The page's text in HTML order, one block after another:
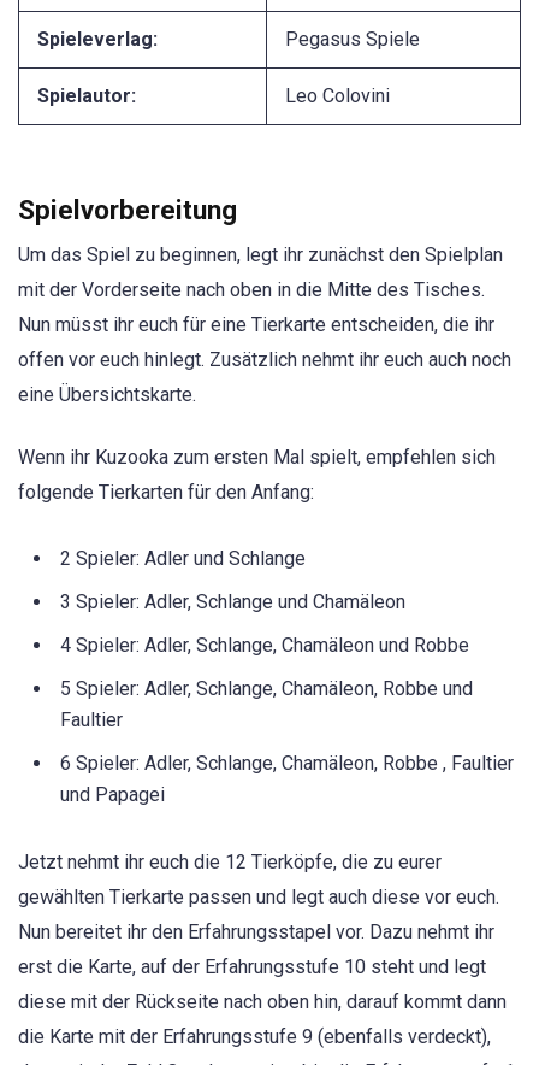
Spieleverlag: Pegasus Spiele
Spielautor: Leo Colovini
Spielvorbereitung
Um das Spiel zu beginnen, legt ihr zunächst den Spielplan
mit der Vorderseite nach oben in die Mitte des Tisches.
Nun müsst ihr euch für eine Tierkarte entscheiden, die ihr
offen vor euch hinlegt. Zusätzlich nehmt ihr euch auch noch
eine Übersichtskarte.
Wenn ihr Kuzooka zum ersten Mal spielt, empfehlen sich
folgende Tierkarten für den Anfang:
2 Spieler: Adler und Schlange
3 Spieler: Adler, Schlange und Chamäleon
4 Spieler: Adler, Schlange, Chamäleon und Robbe
5 Spieler: Adler, Schlange, Chamäleon, Robbe und
Faultier
6 Spieler: Adler, Schlange, Chamäleon, Robbe , Faultier
und Papagei
Jetzt nehmt ihr euch die 12 Tierköpfe, die zu eurer
gewählten Tierkarte passen und legt auch diese vor euch.
Nun bereitet ihr den Erfahrungsstapel vor. Dazu nehmt ihr
erst die Karte, auf der Erfahrungsstufe 10 steht und legt
diese mit der Rückseite nach oben hin, darauf kommt dann
die Karte mit der Erfahrungsstufe 9 (ebenfalls verdeckt),